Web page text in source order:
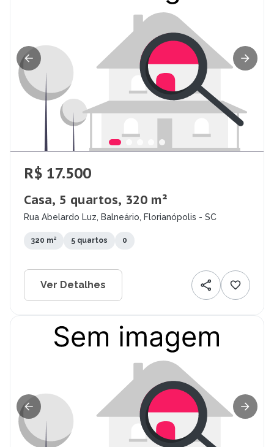
R$ 17.500
Casa, 5 quartos, 320 m²
Rua Abelardo Luz, Balneário, Florianópolis - SC
320 m² 5 quartos 0
Ver Detalhes